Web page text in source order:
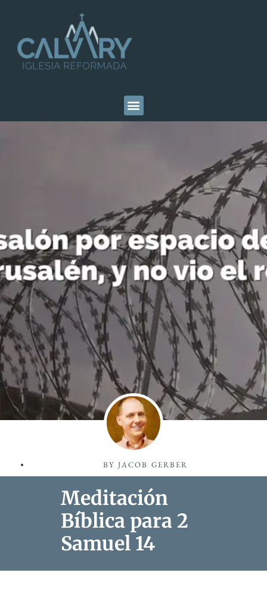
BY JACOB GERBER
Meditación
Bíblica para 2
Samuel 14